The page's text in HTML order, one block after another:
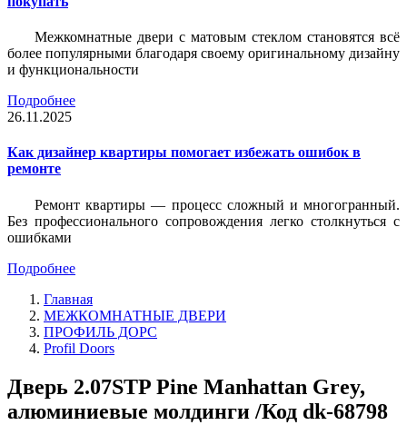
Межкомнатные двери с матовым стеклом становятся всё
более популярными благодаря своему оригинальному дизайну
и функциональности
Подробнее
26.11.2025
Как дизайнер квартиры помогает избежать ошибок в
ремонте
Ремонт квартиры — процесс сложный и многогранный.
Без профессионального сопровождения легко столкнуться с
ошибками
Подробнее
Главная
МЕЖКОМНАТНЫЕ ДВЕРИ
ПРОФИЛЬ ДОРС
Profil Doors
Дверь 2.07STP Pine Manhattan Grey,
алюминиевые молдинги /Код dk-68798